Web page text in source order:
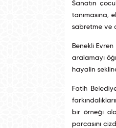
Sanatın
tanımasına,
sabretme ve
Benekli
aralamayı
hayalin
Fatih
bir örneği
parçasını